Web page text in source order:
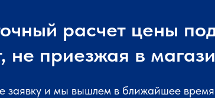
расчет цены
не приезжая в
заявку и мы вышлем в ближайшее время